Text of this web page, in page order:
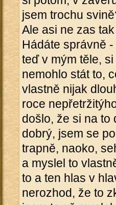
jsem trochu
Ale asi ne zas
Hádáte správně
teď v mým těle,
nemohlo stát to,
vlastně nijak
roce
došlo, že si na to
dobrý, jsem se
trapně, naoko,
a myslel to
to a ten hlas v
nerozhod, že to